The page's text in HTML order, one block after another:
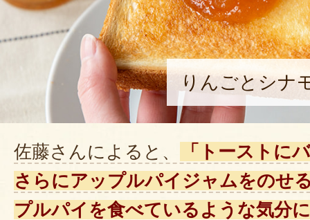
りんごとシナ
佐藤さんによると、
「トーストに
さらにアップルパイジャムをのせ
プルパイを食べているような気分